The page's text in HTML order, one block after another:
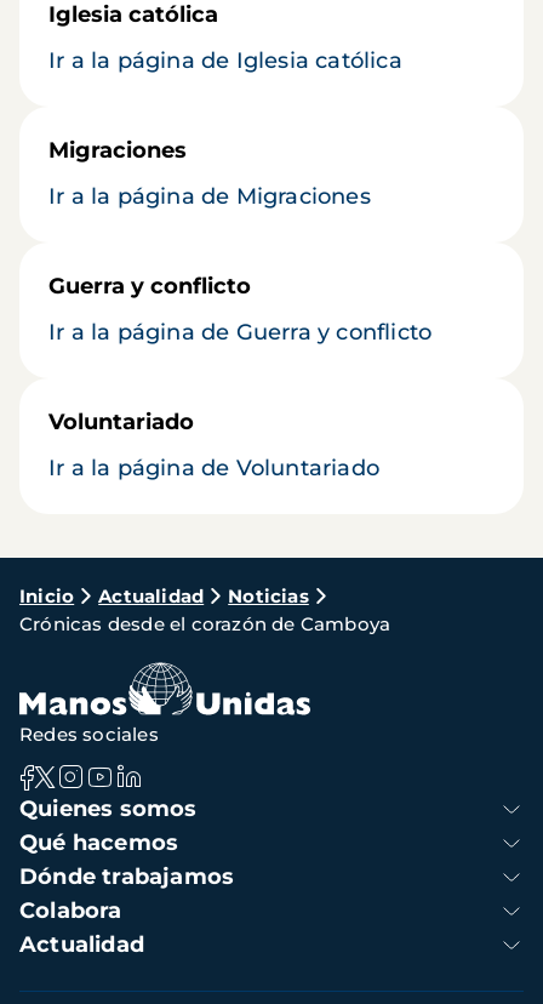
Iglesia católica
Ir a la página de Iglesia católica
Migraciones
Ir a la página de Migraciones
Guerra y conflicto
Ir a la página de Guerra y conflicto
Voluntariado
Ir a la página de Voluntariado
Ruta
de
navegación
Inicio Actualidad
Noticias
Crónicas desde el corazón de Camboya
Navegación
principal
Quienes somos
Qué hacemos
Dónde trabajamos
Colabora
Actualidad
Redes sociales